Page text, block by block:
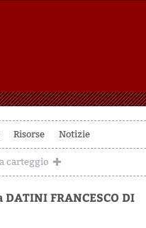
Risorse Notizie
carteggio
DATINI FRANCESCO DI